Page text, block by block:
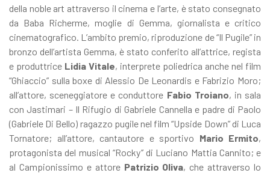
della noble art attraverso il cinema e l’arte, è stato consegnato
da Baba Richerme, moglie di Gemma, giornalista e critico
cinematografico. L’ambito premio, riproduzione de “Il Pugile” in
bronzo dell’artista Gemma, è stato conferito all’attrice, regista
e produttrice Lidia Vitale, interprete poliedrica anche nel film
“Ghiaccio” sulla boxe di Alessio De Leonardis e Fabrizio Moro;
all’attore, sceneggiatore e conduttore Fabio Troiano, in sala
con Jastimari – Il Rifugio di Gabriele Cannella e padre di Paolo
(Gabriele Di Bello) ragazzo pugile nel film “Upside Down” di Luca
Tornatore; all’attore, cantautore e sportivo Mario Ermito,
protagonista del musical “Rocky’’ di Luciano Mattia Cannito; e
al Campionissimo e attore Patrizio Oliva, che attraverso lo